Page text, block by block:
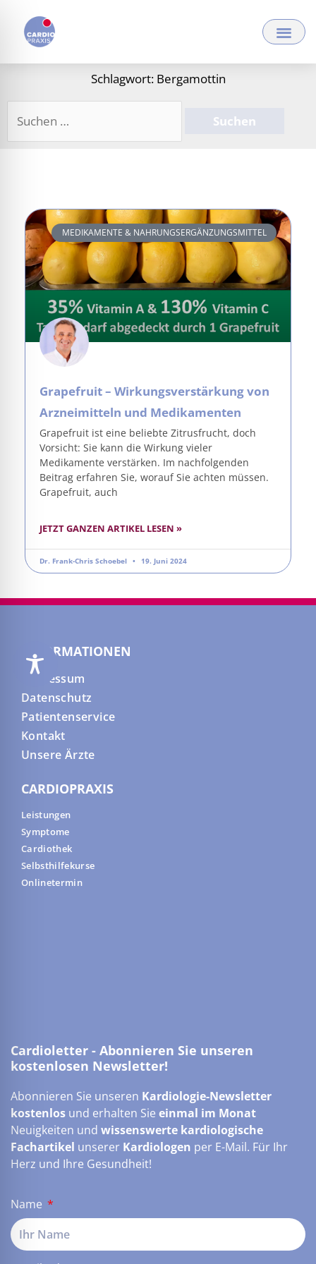
Inhalt
springen
Schlagwort: Bergamottin
MEDIKAMENTE & NAHRUNGSERGÄNZUNGSMITTEL
Grapefruit – Wirkungsverstärkung von
Arzneimitteln und Medikamenten
Grapefruit ist eine beliebte Zitrusfrucht, doch
Vorsicht: Sie kann die Wirkung vieler
Medikamente verstärken. Im nachfolgenden
Beitrag erfahren Sie, worauf Sie achten müssen.
Grapefruit, auch
JETZT GANZEN ARTIKEL LESEN »
Dr. Frank-Chris Schoebel 19. Juni 2024
INFORMATIONEN
Impressum
Datenschutz
Patientenservice
Kontakt
Unsere Ärzte
CARDIOPRAXIS
Leistungen
Symptome
Cardiothek
Selbsthilfekurse
Onlinetermin
Cardioletter - Abonnieren Sie unseren
kostenlosen Newsletter!
Abonnieren Sie unseren Kardiologie-Newsletter
kostenlos und erhalten Sie einmal im Monat
Neuigkeiten und wissenswerte kardiologische
Fachartikel unserer Kardiologen per E-Mail. Für Ihr
Herz und Ihre Gesundheit!
Name